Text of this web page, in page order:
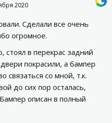
2020
Сделали все очень
огромное.
стоял в перекрас задний
покрасили, а бампер
связаться со мной, т.к.
до сих пор осталась,
описан в полный